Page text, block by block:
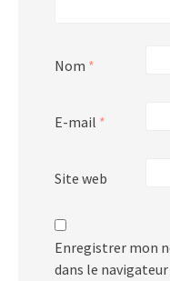
Nom *
E-mail *
Site web
Enregistrer mon
dans le